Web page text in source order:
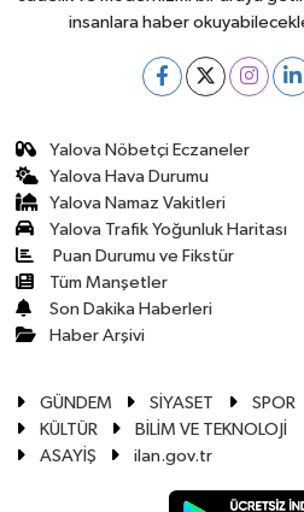
insanlara haber
Yalova Nöbetçi Eczaneler
Yalova Hava Durumu
Yalova Namaz Vakitleri
Yalova Trafik Yoğunluk Haritası
Puan Durumu ve Fikstür
Tüm Manşetler
Son Dakika Haberleri
Haber Arşivi
GÜNDEM SİYASET SPOR
KÜLTÜR
BİLİM VE TEKNOLOJİ
ASAYİŞ
ilan.gov.tr